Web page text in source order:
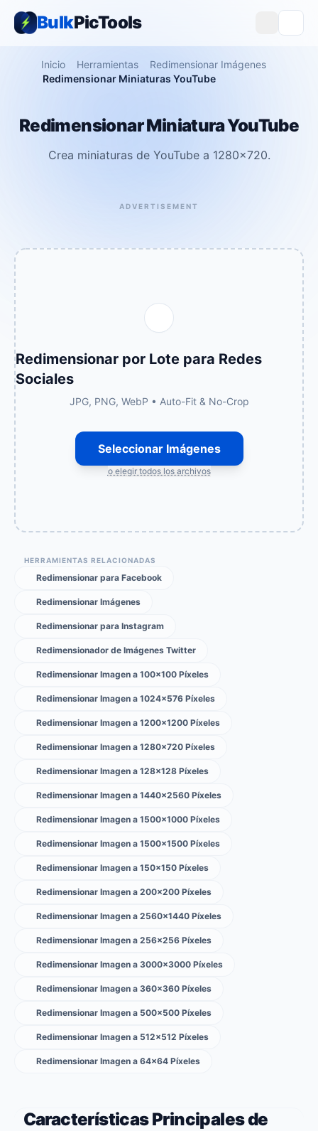
BulkPicTools
Inicio Herramientas
Redimensionar Imágenes
Redimensionar Miniaturas YouTube
Redimensionar Miniatura YouTube
Crea miniaturas de YouTube a 1280×720.
ADVERTISEMENT
Redimensionar por Lote para Redes
Sociales
JPG, PNG, WebP • Auto-Fit & No-Crop
Seleccionar Imágenes
o elegir todos los archivos
HERRAMIENTAS RELACIONADAS
Redimensionar para Facebook
Redimensionar Imágenes
Redimensionar para Instagram
Redimensionador de Imágenes Twitter
Redimensionar Imagen a 100×100 Píxeles
Redimensionar Imagen a 1024×576 Píxeles
Redimensionar Imagen a 1200×1200 Píxeles
Redimensionar Imagen a 1280×720 Píxeles
Redimensionar Imagen a 128×128 Píxeles
Redimensionar Imagen a 1440×2560 Píxeles
Redimensionar Imagen a 1500×1000 Píxeles
Redimensionar Imagen a 1500×1500 Píxeles
Redimensionar Imagen a 150×150 Píxeles
Redimensionar Imagen a 200×200 Píxeles
Redimensionar Imagen a 2560×1440 Píxeles
Redimensionar Imagen a 256×256 Píxeles
Redimensionar Imagen a 3000×3000 Píxeles
Redimensionar Imagen a 360×360 Píxeles
Redimensionar Imagen a 500×500 Píxeles
Redimensionar Imagen a 512×512 Píxeles
Redimensionar Imagen a 64×64 Píxeles
Características Principales de